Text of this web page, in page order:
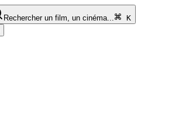
Rechercher un film, un cinéma...
K